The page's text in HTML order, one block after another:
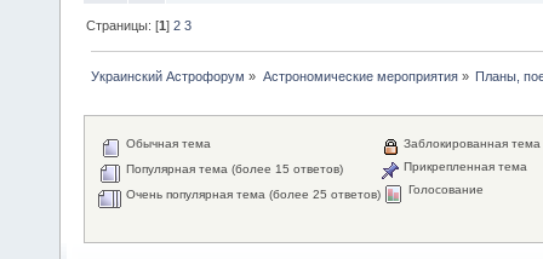
Страницы: [1]2 3
Украинский Астрофорум » Астрономические мероприятия» Планы,
Обычная тема
Популярная тема (более 15 ответов)
Очень популярная тема (более 25 ответов)
Заблокированная тема
Прикрепленная тема
Голосование